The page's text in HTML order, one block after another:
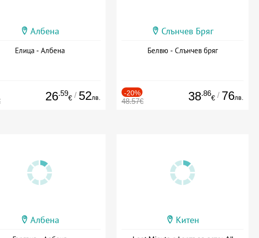
Албена
Елица - Албена
26.59
€ / 52лв.
Слънчев Бряг
Белвю - Слънчев бряг
-20%
48.57€ 38.86
€ / 76лв.
Албена Китен